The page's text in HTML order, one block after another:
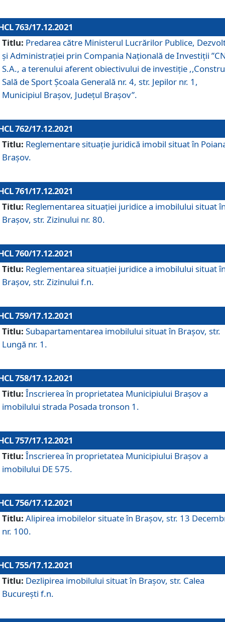
763/17.12.2021
Titlu: Predarea către Ministerul Lucrărilor Publice,
și Administrației prin Compania Naţională de Investiţii
S.A., a terenului aferent obiectivului de investiție
Sală de Sport Școala Generală nr. 4, str. Jepilor nr. 1,
Municipiul Brașov, Județul Brașov”.
762/17.12.2021
Titlu: Reglementare situație juridică imobil situat în
Brașov.
761/17.12.2021
Titlu: Reglementarea situației juridice a imobilului situat
Brașov, str. Zizinului nr. 80.
760/17.12.2021
Titlu: Reglementarea situației juridice a imobilului situat
Brașov, str. Zizinului f.n.
759/17.12.2021
Titlu: Subapartamentarea imobilului situat în Brașov, str.
Lungă nr. 1.
758/17.12.2021
Titlu: Înscrierea în proprietatea Municipiului Brașov a
imobilului strada Posada tronson 1.
757/17.12.2021
Titlu: Înscrierea în proprietatea Municipiului Brașov a
imobilului DE 575.
756/17.12.2021
Titlu: Alipirea imobilelor situate în Brașov, str. 13
nr. 100.
755/17.12.2021
Titlu: Dezlipirea imobilului situat în Brașov, str. Calea
București f.n.